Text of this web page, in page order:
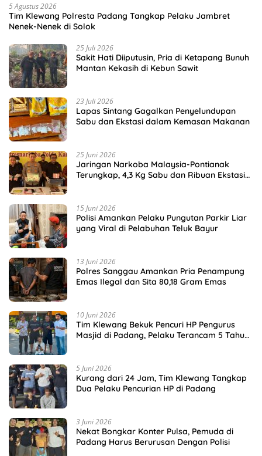
5 Agustus 2026
Tim Klewang Polresta Padang Tangkap Pelaku Jambret
Nenek-Nenek di Solok
25 Juli 2026
Sakit Hati Diiputusin, Pria di Ketapang Bunuh
Mantan Kekasih di Kebun Sawit
23 Juli 2026
Lapas Sintang Gagalkan Penyelundupan
Sabu dan Ekstasi dalam Kemasan Makanan
25 Juni 2026
Jaringan Narkoba Malaysia-Pontianak
Terungkap, 4,3 Kg Sabu dan Ribuan Ekstasi
15 Juni 2026
Polisi Amankan Pelaku Pungutan Parkir Liar
yang Viral di Pelabuhan Teluk Bayur
13 Juni 2026
Polres Sanggau Amankan Pria Penampung
Emas Ilegal dan Sita 80,18 Gram Emas
10 Juni 2026
Tim Klewang Bekuk Pencuri HP Pengurus
Masjid di Padang, Pelaku Terancam 5 Tahun
5 Juni 2026
Kurang dari 24 Jam, Tim Klewang Tangkap
Dua Pelaku Pencurian HP di Padang
3 Juni 2026
Nekat Bongkar Konter Pulsa, Pemuda di
Padang Harus Berurusan Dengan Polisi